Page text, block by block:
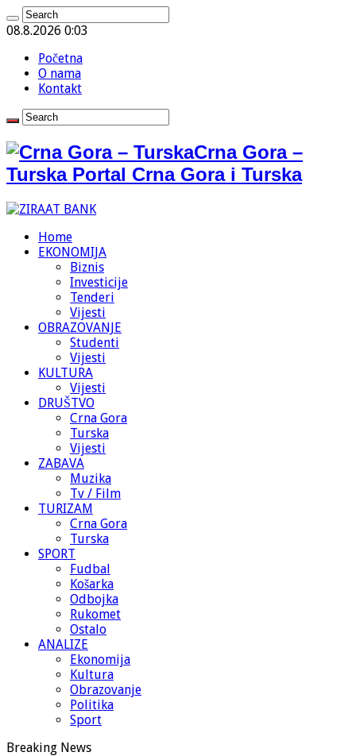
08.8.2026 0:03
Početna
O nama
Kontakt
Crna Gora –
Turska Portal Crna Gora i Turska
Home
EKONOMIJA
Biznis
Investicije
Tenderi
Vijesti
OBRAZOVANJE
Studenti
Vijesti
KULTURA
Vijesti
DRUŠTVO
Crna Gora
Turska
Vijesti
ZABAVA
Muzika
Tv / Film
TURIZAM
Crna Gora
Turska
SPORT
Fudbal
Košarka
Odbojka
Rukomet
Ostalo
ANALIZE
Ekonomija
Kultura
Obrazovanje
Politika
Sport
Breaking News